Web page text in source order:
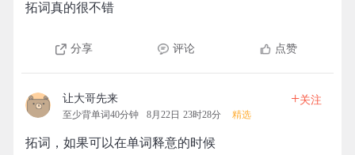
拓词真的很不错
分享 评论 点赞
让大哥先来
至少背单词40分钟 8月22日 23时28分 精选
+关注
拓词，如果可以在单词释意的时候